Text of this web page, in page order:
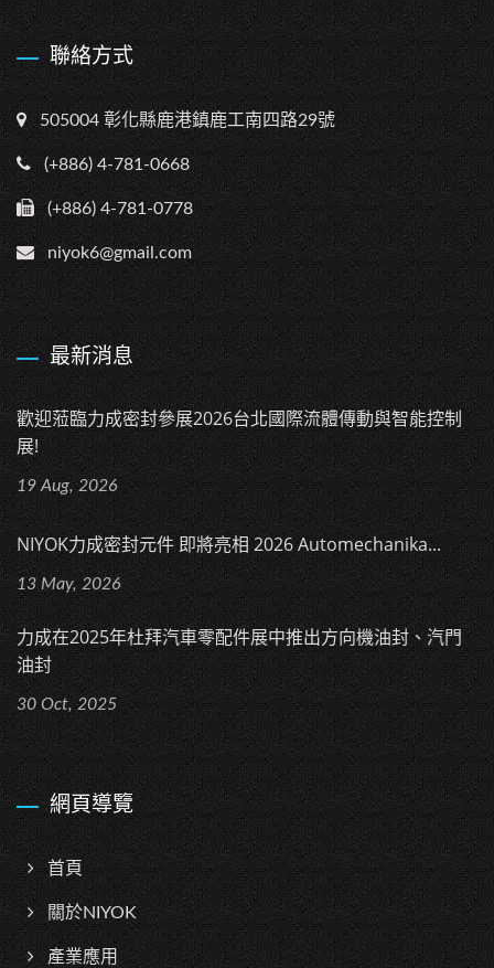
聯絡方式
505004 彰化縣鹿港鎮鹿工南四路29號
(+886) 4-781-0668
(+886) 4-781-0778
niyok6@gmail.com
最新消息
歡迎蒞臨力成密封參展2026台北國際流體傳動與智能控制
展!
19 Aug, 2026
NIYOK力成密封元件 即將亮相 2026 Automechanika...
13 May, 2026
力成在2025年杜拜汽車零配件展中推出方向機油封、汽門
油封
30 Oct, 2025
網頁導覽
首頁
關於NIYOK
產業應用